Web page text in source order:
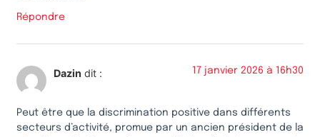
Répondre
Dazin dit : 17 janvier 2026 à 16h30
Peut être que la discrimination positive dans différents
secteurs d’activité, promue par un ancien président de la